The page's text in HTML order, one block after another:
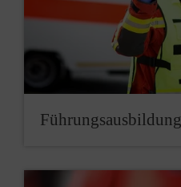
Führungsausbildung